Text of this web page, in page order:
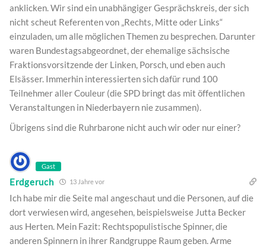
anklicken. Wir sind ein unabhängiger Gesprächskreis, der sich
nicht scheut Referenten von „Rechts, Mitte oder Links“
einzuladen, um alle möglichen Themen zu besprechen. Darunter
waren Bundestagsabgeordnet, der ehemalige sächsische
Fraktionsvorsitzende der Linken, Porsch, und eben auch
Elsässer. Immerhin interessierten sich dafür rund 100
Teilnehmer aller Couleur (die SPD bringt das mit öffentlichen
Veranstaltungen in Niederbayern nie zusammen).
Übrigens sind die Ruhrbarone nicht auch wir oder nur einer?
Gast
Erdgeruch 13 Jahre vor
Ich habe mir die Seite mal angeschaut und die Personen, auf die
dort verwiesen wird, angesehen, beispielsweise Jutta Becker
aus Herten. Mein Fazit: Rechtspopulistische Spinner, die
anderen Spinnern in ihrer Randgruppe Raum geben. Arme